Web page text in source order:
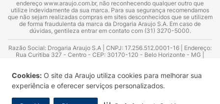
Cookies: O site da Araujo utiliza cookies para melhorar sua
experiência e oferecer serviços personalizados.
endereço www.araujo.com.br, não reconhecendo qualquer outro que
utilize indevidamente da sua marca. Para sua segurança recomendamos
que não sejam realizadas compras em sites desconhecidos que se utilizem
de forma fraudulenta da marca da Drogaria Araujo S.A. Em caso de
dúvidas, gentileza entrar em contato com (31) 3270-5000.
Razão Social: Drogaria Araujo S.A | CNPJ: 17.256.512.0001-16 | Endereço:
Rua Curitiba 327 - Centro - CEP: 30170-120 - Belo Horizonte - MG |
Azevedo Guimarães – CRF 10.965 | Yasmin Silva Alvarenga – CRF 52.584 -
Consultor substituto: Thiago Aguiar Pinheiro - CRF Nº 13.748. Alvará
Sanitário: 2025020713 | Autorização de Funcionamento da Empresa (AFE):